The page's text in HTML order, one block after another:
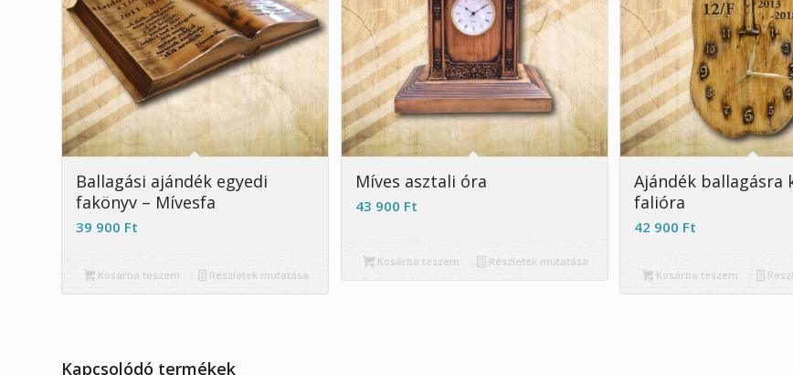
4.67
Ballagási ajándék egyedi
fakönyv – Mívesfa
39 900 Ft
Kosárba teszem Részletek mutatása
Míves asztali óra
43 900 Ft
Kosárba teszem Részletek mutatása
Ajándék ballagásra
falióra
42 900 Ft
Kosárba teszem
Kapcsolódó termékek